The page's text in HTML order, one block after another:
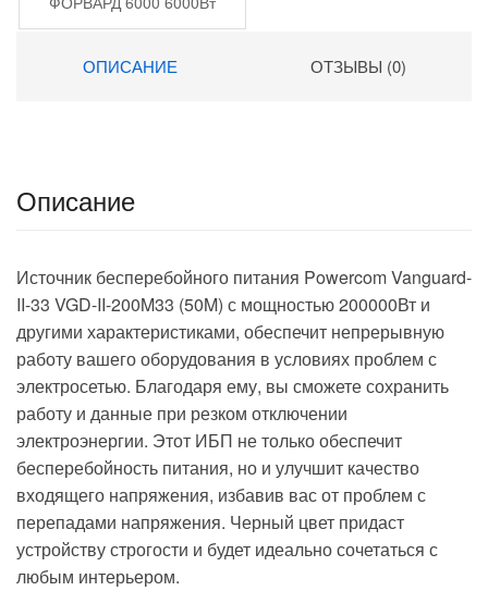
6000ВА черный
ОПИСАНИЕ ОТЗЫВЫ (0)
Описание
Источник бесперебойного питания Powercom Vanguard-
II-33 VGD-II-200M33 (50M) с мощностью 200000Вт и
другими характеристиками, обеспечит непрерывную
работу вашего оборудования в условиях проблем с
электросетью. Благодаря ему, вы сможете сохранить
работу и данные при резком отключении
электроэнергии. Этот ИБП не только обеспечит
бесперебойность питания, но и улучшит качество
входящего напряжения, избавив вас от проблем с
перепадами напряжения. Черный цвет придаст
устройству строгости и будет идеально сочетаться с
любым интерьером.